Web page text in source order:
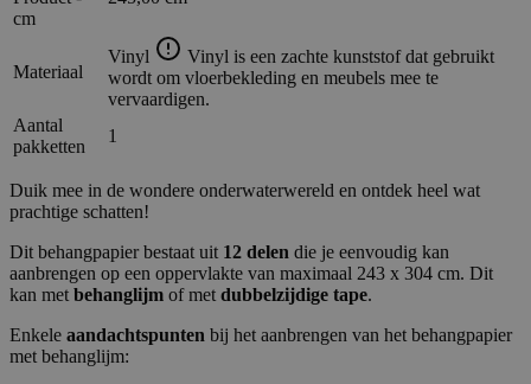
cm
Materiaal
Vinyl
Vinyl is een zachte kunststof dat gebruikt
wordt om vloerbekleding en meubels mee te
vervaardigen.
Aantal
pakketten
1
Duik mee in de wondere onderwaterwereld en ontdek heel wat
prachtige schatten!
Dit behangpapier bestaat uit 12 delen die je eenvoudig kan
aanbrengen op een oppervlakte van maximaal 243 x 304 cm. Dit
kan met behanglijm of met dubbelzijdige tape.
Enkele aandachtspunten bij het aanbrengen van het behangpapier
met behanglijm: